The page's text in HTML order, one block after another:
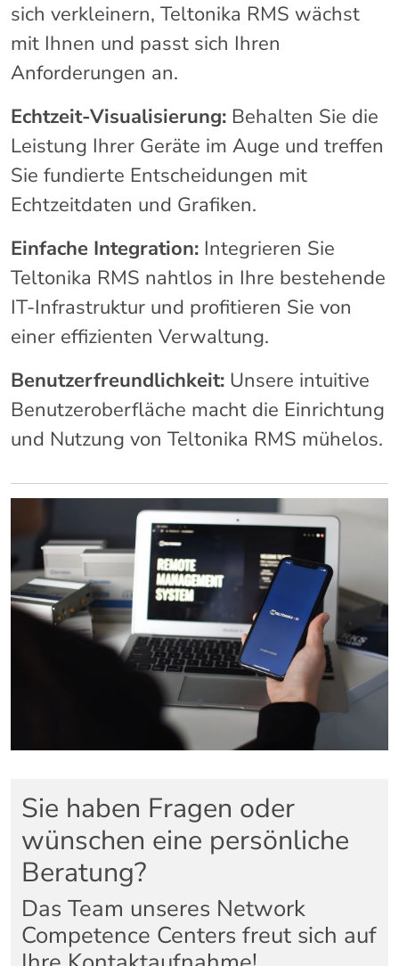
sich verkleinern, Teltonika RMS wächst
mit Ihnen und passt sich Ihren
Anforderungen an.
Echtzeit-Visualisierung: Behalten Sie die
Leistung Ihrer Geräte im Auge und treffen
Sie fundierte Entscheidungen mit
Echtzeitdaten und Grafiken.
Einfache Integration: Integrieren Sie
Teltonika RMS nahtlos in Ihre bestehende
IT-Infrastruktur und profitieren Sie von
einer effizienten Verwaltung.
Benutzerfreundlichkeit: Unsere intuitive
Benutzeroberfläche macht die Einrichtung
und Nutzung von Teltonika RMS mühelos.
Sie haben Fragen oder
wünschen eine persönliche
Beratung?
Das Team unseres Network
Competence Centers freut sich auf